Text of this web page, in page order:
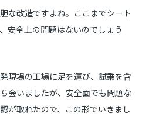
な改造ですよね。ここまでシート
安全上の問題はないのでしょう
現場の工場に足を運び、試乗を含
会いましたが、安全面でも問題な
が取れたので、この形でいきまし